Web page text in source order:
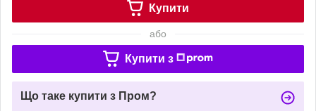
Купити
або
Купити з
Що таке купити з Пром?